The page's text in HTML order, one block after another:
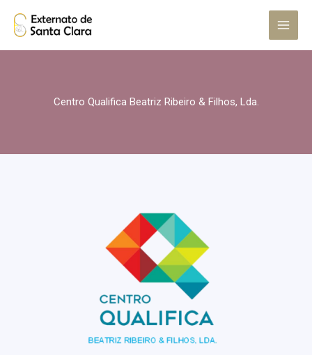
content
Main
Menu
Centro Qualifica Beatriz Ribeiro & Filhos, Lda.